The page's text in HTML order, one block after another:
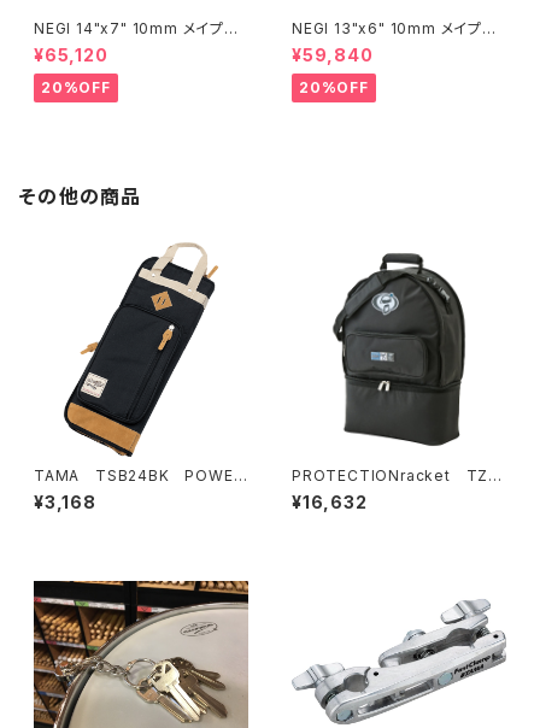
NEGI 14"x7" 10mm メイプル
スネア M10R1470P-S2N
¥65,120
20%OFF
NEGI 13"x6" 10mm メイプル
スネア M10R1360R8-S2N
¥59,840
20%OFF
その他の商品
TAMA TSB24BK POWER
PAD DESIGNER スティック
バッグ
¥3,168
PROTECTIONracket TZ3
015 14’’ｘ5.5’’スネア＆シング
ルフットペダルケース
¥16,632